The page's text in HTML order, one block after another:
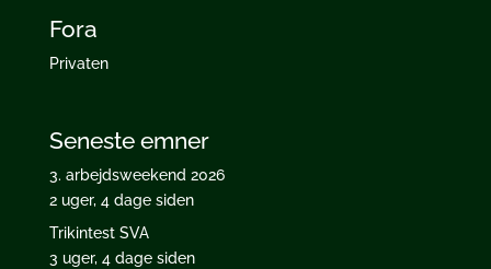
Fora
Privaten
Seneste emner
3. arbejdsweekend 2026
2 uger, 4 dage siden
Trikintest SVA
3 uger, 4 dage siden